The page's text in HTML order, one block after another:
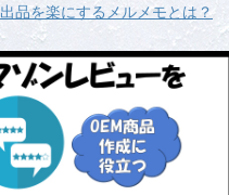
品を楽にするメルメモとは？